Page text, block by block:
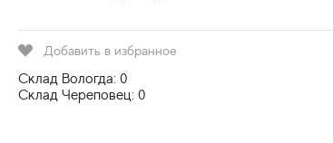
Добавить в избранное
Склад Вологда: 0
Склад Череповец: 0